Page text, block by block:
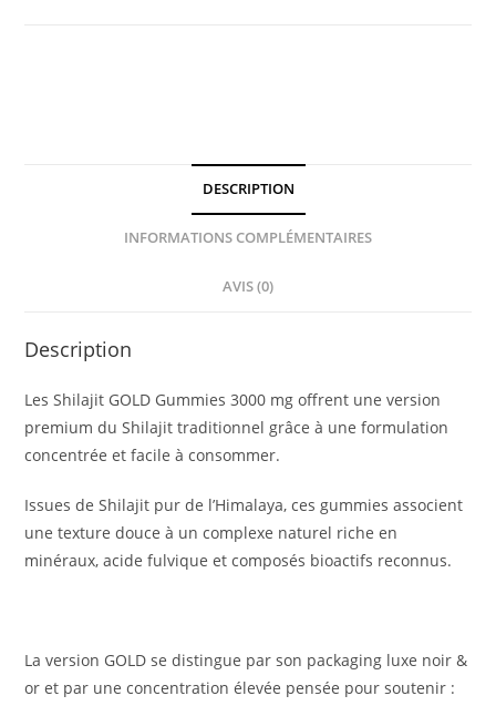
DESCRIPTION
INFORMATIONS COMPLÉMENTAIRES
AVIS (0)
Description
Les Shilajit GOLD Gummies 3000 mg offrent une version
premium du Shilajit traditionnel grâce à une formulation
concentrée et facile à consommer.
Issues de Shilajit pur de l’Himalaya, ces gummies associent
une texture douce à un complexe naturel riche en
minéraux, acide fulvique et composés bioactifs reconnus.
La version GOLD se distingue par son packaging luxe noir &
or et par une concentration élevée pensée pour soutenir :